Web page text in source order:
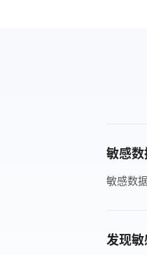
敏感数
敏感数
发现敏